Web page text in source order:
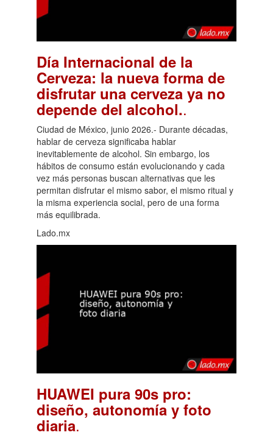
Día Internacional de la
Cerveza: la nueva forma de
disfrutar una cerveza ya no
depende del alcohol..
Ciudad de México, junio 2026.- Durante décadas,
hablar de cerveza significaba hablar
inevitablemente de alcohol. Sin embargo, los
hábitos de consumo están evolucionando y cada
vez más personas buscan alternativas que les
permitan disfrutar el mismo sabor, el mismo ritual y
la misma experiencia social, pero de una forma
más equilibrada.
Lado.mx
HUAWEI pura 90s pro:
diseño, autonomía y foto
diaria.